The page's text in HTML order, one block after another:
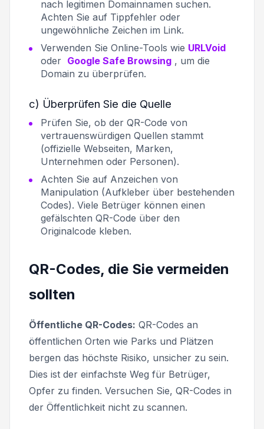
nach legitimen Domainnamen suchen.
Achten Sie auf Tippfehler oder
ungewöhnliche Zeichen im Link.
Verwenden Sie Online-Tools wie URLVoid
oder Google Safe Browsing , um die
Domain zu überprüfen.
c) Überprüfen Sie die Quelle
Prüfen Sie, ob der QR-Code von
vertrauenswürdigen Quellen stammt
(offizielle Webseiten, Marken,
Unternehmen oder Personen).
Achten Sie auf Anzeichen von
Manipulation (Aufkleber über bestehenden
Codes). Viele Betrüger können einen
gefälschten QR-Code über den
Originalcode kleben.
QR-Codes, die Sie vermeiden
sollten
Öffentliche QR-Codes: QR-Codes an
öffentlichen Orten wie Parks und Plätzen
bergen das höchste Risiko, unsicher zu sein.
Dies ist der einfachste Weg für Betrüger,
Opfer zu finden. Versuchen Sie, QR-Codes in
der Öffentlichkeit nicht zu scannen.